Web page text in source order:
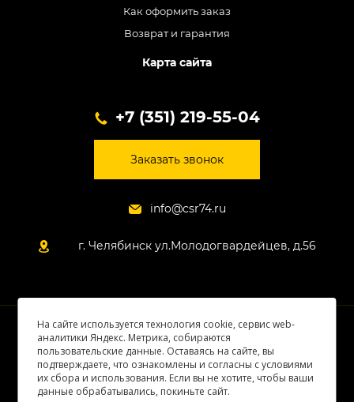
Как оформить заказ
Возврат и гарантия
Карта сайта
+7 (351) 219-55-04
Заказать звонок
info@csr74.ru
г. Челябинск ул.Молодогвардейцев, д.56
© 2026 Все права защищены
На сайте используется технология cookie, сервис web-
аналитики Яндекс. Метрика, собираются
пользовательские данные. Оставаясь на сайте, вы
подтверждаете, что ознакомлены и согласны с условиями
их сбора и использования. Если вы не хотите, чтобы ваши
данные обрабатывались, покиньте сайт.